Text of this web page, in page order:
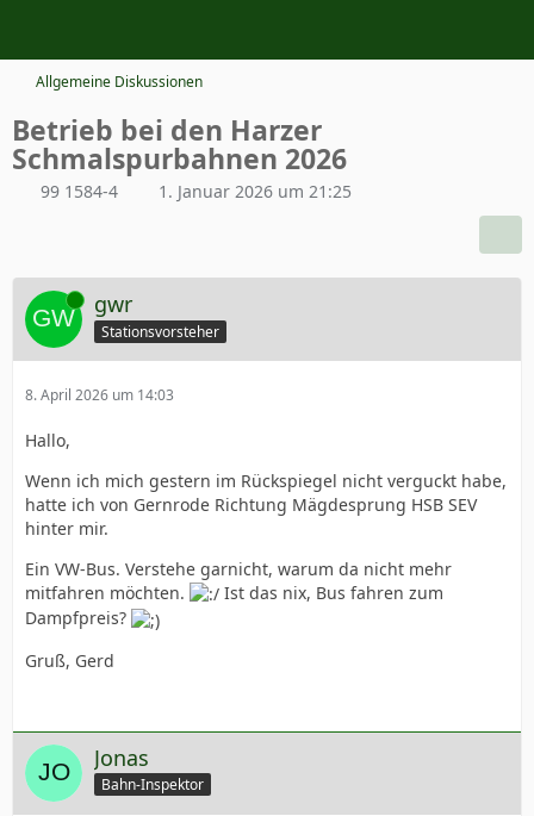
Allgemeine Diskussionen
Betrieb bei den Harzer
Schmalspurbahnen 2026
99 1584-4 1. Januar 2026 um 21:25
Online gwr
Stationsvorsteher
8. April 2026 um 14:03
Hallo,
Wenn ich mich gestern im Rückspiegel nicht verguckt habe,
hatte ich von Gernrode Richtung Mägdesprung HSB SEV
hinter mir.
Ein VW-Bus. Verstehe garnicht, warum da nicht mehr
mitfahren möchten.
Ist das nix, Bus fahren zum
Dampfpreis?
Gruß, Gerd
Jonas
Bahn-Inspektor